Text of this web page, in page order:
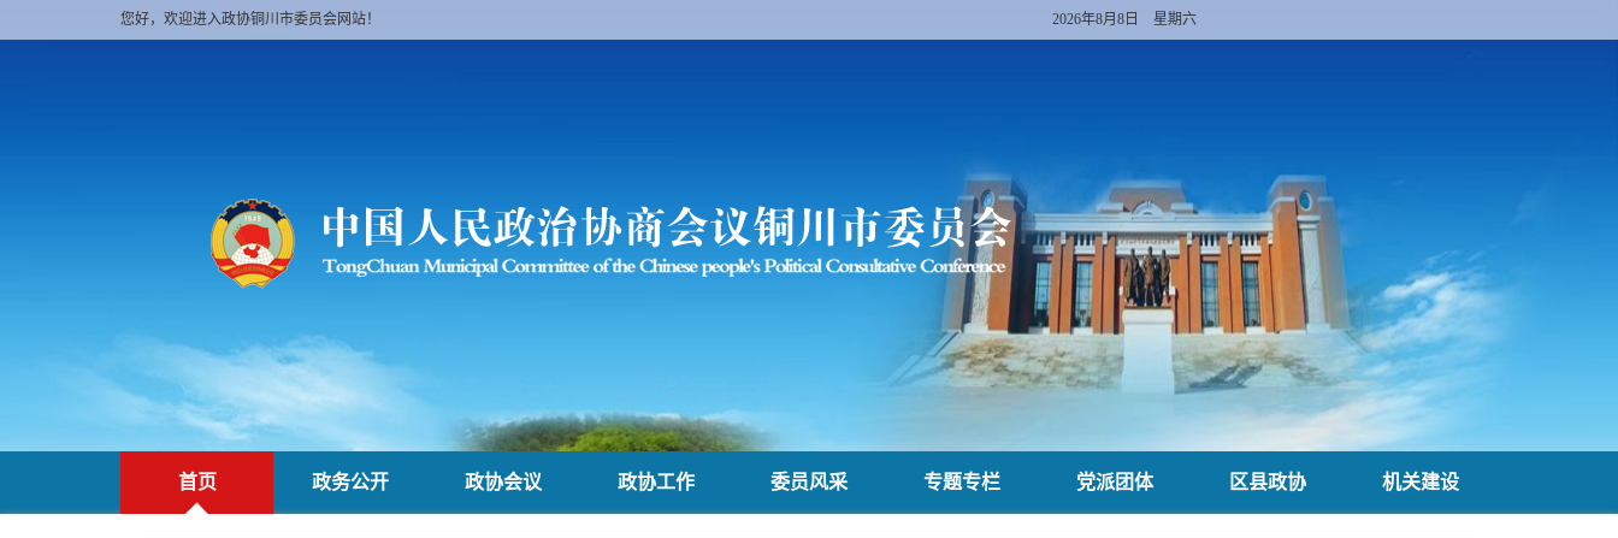
您好，欢迎进入政协铜川市委员会网站！ 2026年8月8日 星期六
首页 政务公开 政协会议 政协工作 委员风采 专题专栏 党派团体 区县政协 机关建设